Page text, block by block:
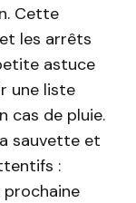
Cette
les arrêts
astuce
une liste
cas de pluie.
sauvette et
: